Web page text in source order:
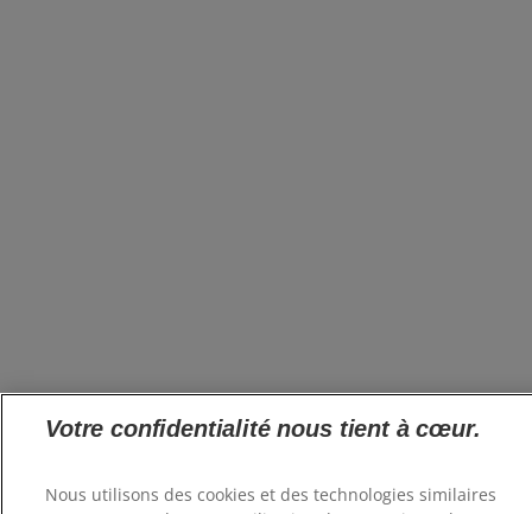
Votre confidentialité nous tient à cœur.
Nous utilisons des cookies et des technologies similaires